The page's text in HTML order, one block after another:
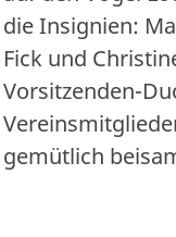
die Insignien:
Fick und
Vorsitzenden-
gemütlich